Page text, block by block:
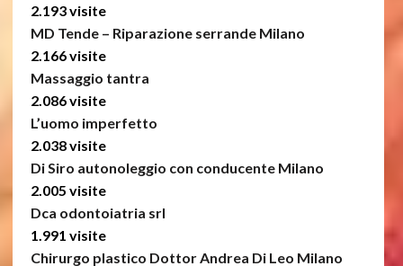
2.193 visite
MD Tende – Riparazione serrande Milano
2.166 visite
Massaggio tantra
2.086 visite
L’uomo imperfetto
2.038 visite
Di Siro autonoleggio con conducente Milano
2.005 visite
Dca odontoiatria srl
1.991 visite
Chirurgo plastico Dottor Andrea Di Leo Milano